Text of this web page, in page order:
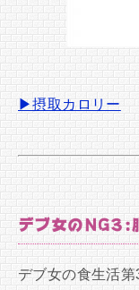
▶摂取カロリー
デブ女のNG3:
デブ女の食生活